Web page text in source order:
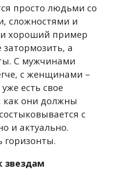
просто людьми со
сложностями и
хороший пример
затормозить, а
С мужчинами
с женщинами –
есть свое
как они должны
с
и актуально.
звездам